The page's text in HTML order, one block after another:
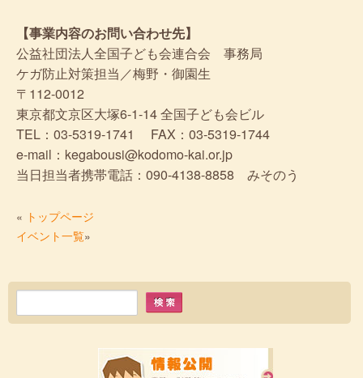
【事業内容のお問い合わせ先】
公益社団法人全国子ども会連合会 事務局
ケガ防止対策担当／梅野・御園生
〒112-0012
東京都文京区大塚6-1-14 全国子ども会ビル
TEL：03-5319-1741 FAX：03-5319-1744
e-mail：kegabousi@kodomo-kai.or.jp
当日担当者携帯電話：090-4138-8858 みそのう
« トップページ
イベント一覧»